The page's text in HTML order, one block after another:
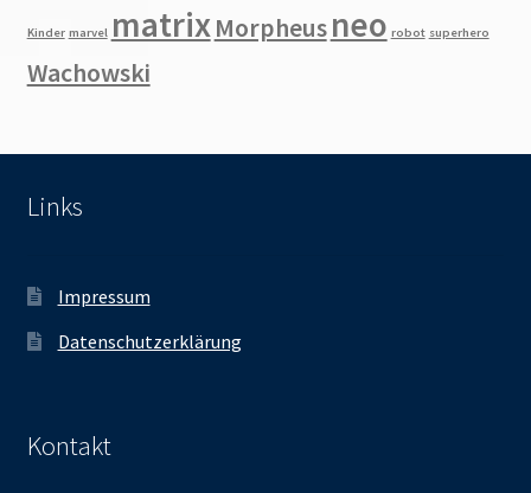
Kinder marvel matrixMorpheusneo robot superhero
Wachowski
Links
Impressum
Datenschutzerklärung
Kontakt